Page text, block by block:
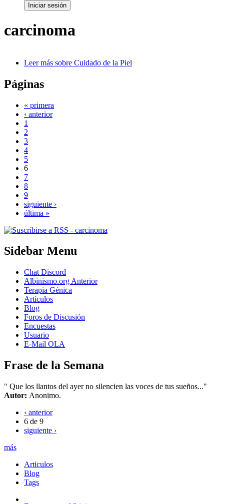
carcinoma
Leer más sobre Cuidado de la Piel
Páginas
« primera
‹ anterior
1
2
3
4
5
6
7
8
9
siguiente ›
última »
Sidebar Menu
Chat Discord
Albinismo.org Anterior
Terapia Génica
Artículos
Blog
Foros de Discusión
Encuestas
Usuario
E-Mail OLA
Frase de la Semana
" Que los llantos del ayer no silencien las voces de tus sueños..."
Autor: Anonimo.
‹ anterior
6 de 9
siguiente ›
más
Articulos
Blog
Tags